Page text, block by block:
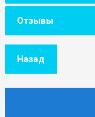
Отзывы
Назад